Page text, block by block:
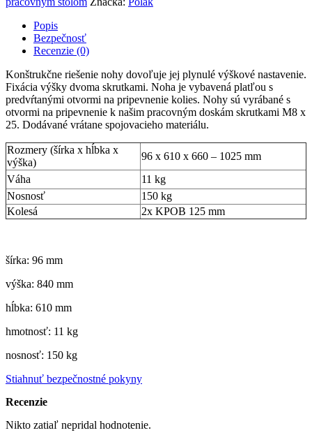
Popis
Bezpečnosť
Recenzie (0)
Konštrukčne riešenie nohy dovoľuje jej plynulé výškové nastavenie.
Fixácia výšky dvoma skrutkami. Noha je vybavená platľou s
predvŕtanými otvormi na pripevnenie kolies. Nohy sú vyrábané s
otvormi na pripevnenie k našim pracovným doskám skrutkami M8 x
25. Dodávané vrátane spojovacieho materiálu.
Rozmery (šírka x hĺbka x
výška)
96 x 610 x 660 – 1025 mm
Váha
11 kg
Nosnosť
150 kg
Kolesá
2x KPOB 125 mm
šírka: 96 mm
výška: 840 mm
hĺbka: 610 mm
hmotnosť: 11 kg
nosnosť: 150 kg
Stiahnuť bezpečnostné pokyny
Recenzie
Nikto zatiaľ nepridal hodnotenie.